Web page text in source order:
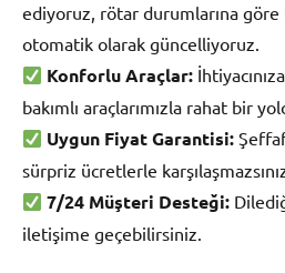
ediyoruz, rötar durumlarına
otomatik olarak güncelliyoruz.
Konforlu Araçlar:
bakımlı araçlarımızla rahat bir
Uygun Fiyat Garantisi:
sürpriz ücretlerle
7/24 Müşteri Desteği:
iletişime geçebilirsiniz.